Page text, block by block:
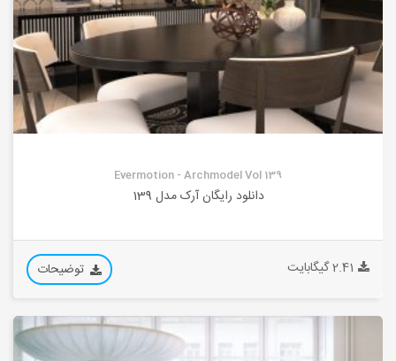
Evermotion - Archmodel Vol 139
دانلود رایگان آرک مدل 139
2.41 گیگابایت توضیحات